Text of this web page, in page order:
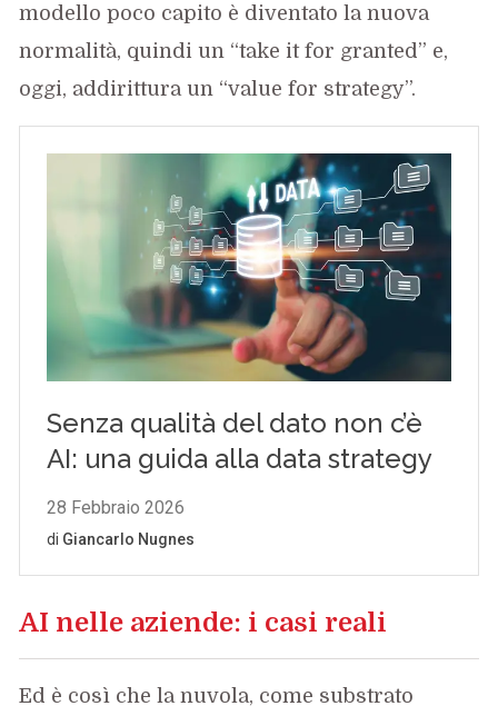
modello poco capito è diventato la nuova
normalità, quindi un “take it for granted” e,
oggi, addirittura un “value for strategy”.
AI nelle aziende: i casi reali
Ed è così che la nuvola, come substrato